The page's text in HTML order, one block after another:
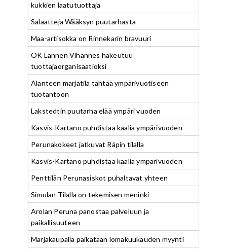
kukkien laatutuottaja
Salaatteja Wääksyn puutarhasta
Maa-artisokka on Rinnekarin bravuuri
OK Lännen Vihannes hakeutuu
tuottajaorganisaatioksi
Alanteen marjatila tähtää ympärivuotiseen
tuotantoon
Lakstedtin puutarha elää ympäri vuoden
Kasvis-Kartano puhdistaa kaalia ympärivuoden
Perunakokeet jatkuvat Räpin tilalla
Kasvis-Kartano puhdistaa kaalia ympärivuoden
Penttilän Perunasiskot puhaltavat yhteen
Simulan Tilalla on tekemisen meninki
Arolan Peruna panostaa palveluun ja
paikallisuuteen
Marjakaupalla paikataan lomakuukauden myynti